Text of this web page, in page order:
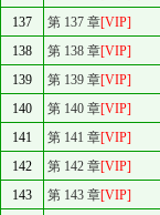
137
第 137 章[VIP]
138
第 138 章[VIP]
139
第 139 章[VIP]
140
第 140 章[VIP]
141
第 141 章[VIP]
142
第 142 章[VIP]
143
第 143 章[VIP]